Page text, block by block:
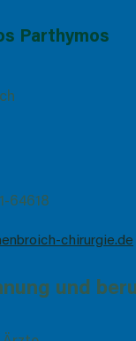
Parthymos
64618
chirurgie.de
und